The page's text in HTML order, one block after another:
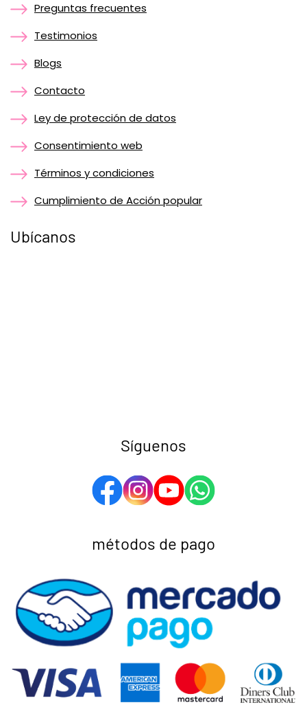
Preguntas frecuentes
Testimonios
Blogs
Contacto
Ley de protección de datos
Consentimiento web
Términos y condiciones
Cumplimiento de Acción popular
Ubícanos
Síguenos
métodos de pago